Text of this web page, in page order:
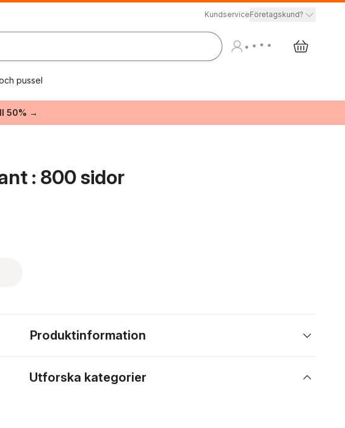
KundserviceFöretagskund?
pussel
50% →
: 800 sidor
Produktinformation
Utforska kategorier